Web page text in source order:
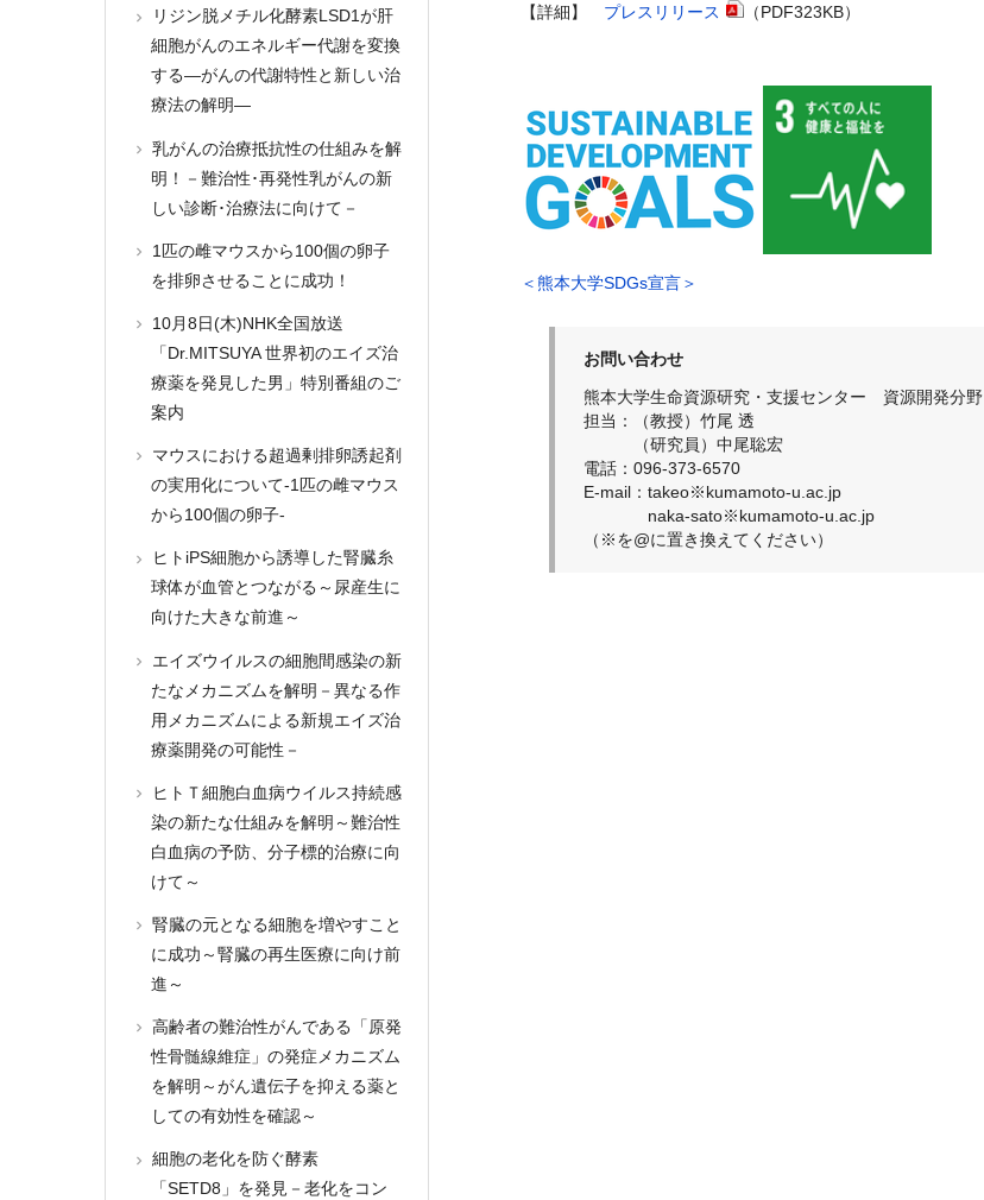
【詳細】 プレスリリース （PDF323KB）
＜熊本大学SDGs宣言＞
お問い合わせ
熊本大学生命資源研究・支援センター 資源開発分野
担当：（教授）竹尾 透
（研究員）中尾聡宏
電話：096-373-6570
E-mail：takeo※kumamoto-u.ac.jp
naka-sato※kumamoto-u.ac.jp
（※を@に置き換えてください）
リジン脱メチル化酵素LSD1が肝
細胞がんのエネルギー代謝を変換
する―がんの代謝特性と新しい治
療法の解明―
乳がんの治療抵抗性の仕組みを解
明！－難治性･再発性乳がんの新
しい診断･治療法に向けて－
1匹の雌マウスから100個の卵子
を排卵させることに成功！
10月8日(木)NHK全国放送
「Dr.MITSUYA 世界初のエイズ治
療薬を発見した男」特別番組のご
案内
マウスにおける超過剰排卵誘起剤
の実用化について-1匹の雌マウス
から100個の卵子-
ヒトiPS細胞から誘導した腎臓糸
球体が血管とつながる～尿産生に
向けた大きな前進～
エイズウイルスの細胞間感染の新
たなメカニズムを解明－異なる作
用メカニズムによる新規エイズ治
療薬開発の可能性－
ヒトＴ細胞白血病ウイルス持続感
染の新たな仕組みを解明～難治性
白血病の予防、分子標的治療に向
けて～
腎臓の元となる細胞を増やすこと
に成功～腎臓の再生医療に向け前
進～
高齢者の難治性がんである「原発
性骨髄線維症」の発症メカニズム
を解明～がん遺伝子を抑える薬と
しての有効性を確認～
細胞の老化を防ぐ酵素
「SETD8」を発見－老化をコン